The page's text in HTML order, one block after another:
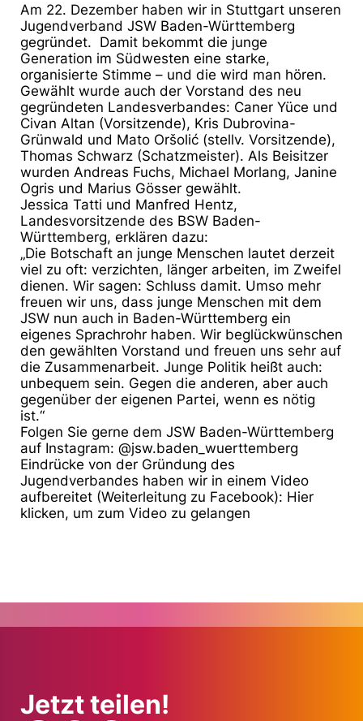
Am 22. Dezember haben wir in Stuttgart unseren
Jugendverband JSW Baden-Württemberg
gegründet. Damit bekommt die junge
Generation im Südwesten eine starke,
organisierte Stimme – und die wird man hören.
Gewählt wurde auch der Vorstand des neu
gegründeten Landesverbandes: Caner Yüce und
Civan Altan (Vorsitzende), Kris Dubrovina-
Grünwald und Mato Oršolić (stellv. Vorsitzende),
Thomas Schwarz (Schatzmeister). Als Beisitzer
wurden Andreas Fuchs, Michael Morlang, Janine
Ogris und Marius Gösser gewählt.
Jessica Tatti und Manfred Hentz,
Landesvorsitzende des BSW Baden-
Württemberg, erklären dazu:
„Die Botschaft an junge Menschen lautet derzeit
viel zu oft: verzichten, länger arbeiten, im Zweifel
dienen. Wir sagen: Schluss damit. Umso mehr
freuen wir uns, dass junge Menschen mit dem
JSW nun auch in Baden-Württemberg ein
eigenes Sprachrohr haben. Wir beglückwünschen
den gewählten Vorstand und freuen uns sehr auf
die Zusammenarbeit. Junge Politik heißt auch:
unbequem sein. Gegen die anderen, aber auch
gegenüber der eigenen Partei, wenn es nötig
ist.“
Folgen Sie gerne dem JSW Baden-Württemberg
auf Instagram: @jsw.baden_wuerttemberg
Eindrücke von der Gründung des
Jugendverbandes haben wir in einem Video
aufbereitet (Weiterleitung zu Facebook): Hier
klicken, um zum Video zu gelangen
Jetzt teilen!